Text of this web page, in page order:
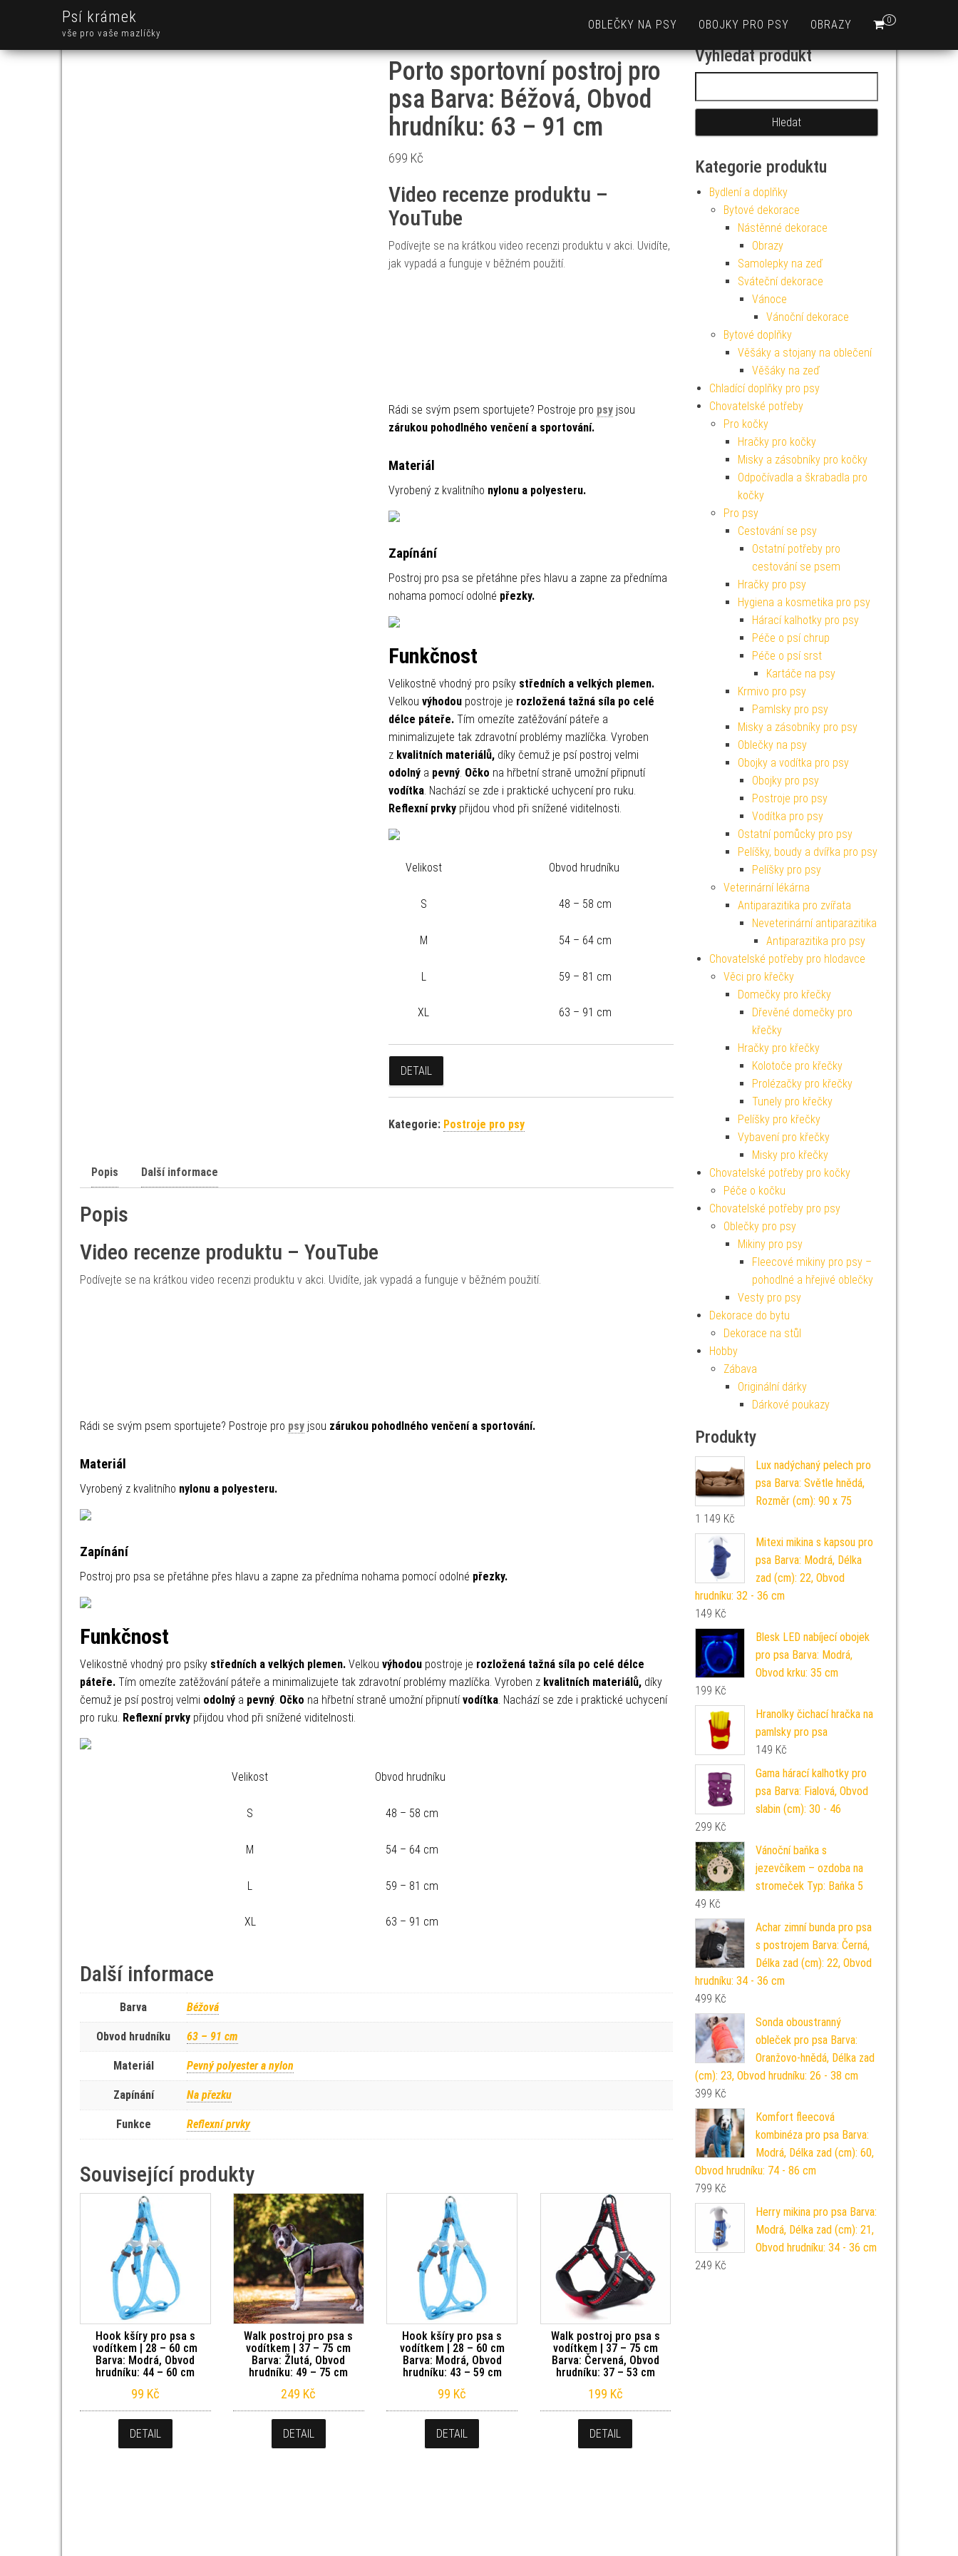
Psí krámek
vše pro vaše mazlíčky
0
OBLEČKY NA PSY OBOJKY PRO PSY OBRAZY
Porto sportovní postroj pro
psa Barva: Béžová, Obvod
hrudníku: 63 – 91 cm
699 Kč
Video recenze produktu –
YouTube
Podívejte se na krátkou video recenzi produktu v akci. Uvidíte,
jak vypadá a funguje v běžném použití.
Rádi se svým psem sportujete? Postroje pro psyjsou
zárukou pohodlného venčení a sportování.
Materiál
Vyrobený z kvalitního nylonu a polyesteru.
Zapínání
Postroj pro psa se přetáhne přes hlavu a zapne za předníma
nohama pomocí odolné přezky.
Funkčnost
Velikostně vhodný pro psíky středních a velkých plemen.
Velkou výhodoupostroje je rozložená tažná síla po celé
délce páteře.Tím omezíte zatěžování páteře a
minimalizujete tak zdravotní problémy mazlíčka. Vyroben
z kvalitních materiálů,díky čemuž je psí postroj velmi
odolnýa pevný. Očko na hřbetní straně umožní připnutí
vodítka. Nachází se zde i praktické uchycení pro ruku.
Reflexní prvkypřijdou vhod při snížené viditelnosti.
Velikost Obvod hrudníku
S 48 – 58 cm
M 54 – 64 cm
L 59 – 81 cm
XL 63 – 91 cm
DETAIL
Kategorie: Postroje pro psy
Popis Další informace
Popis
Video recenze produktu – YouTube
Podívejte se na krátkou video recenzi produktu v akci. Uvidíte, jak vypadá a funguje v běžném použití.
Rádi se svým psem sportujete? Postroje pro psy jsou zárukou pohodlného venčení a sportování.
Materiál
Vyrobený z kvalitního nylonu a polyesteru.
Zapínání
Postroj pro psa se přetáhne přes hlavu a zapne za předníma nohama pomocí odolné přezky.
Funkčnost
Velikostně vhodný pro psíky středních a velkých plemen. Velkou výhodou postroje je rozložená tažná síla po celé délce
páteře. Tím omezíte zatěžování páteře a minimalizujete tak zdravotní problémy mazlíčka. Vyroben z kvalitních materiálů, díky
čemuž je psí postroj velmi odolný a pevný. Očko na hřbetní straně umožní připnutívodítka. Nachází se zde i praktické uchycení
pro ruku. Reflexní prvky přijdou vhod při snížené viditelnosti.
Velikost Obvod hrudníku
S 48 – 58 cm
M 54 – 64 cm
L 59 – 81 cm
XL 63 – 91 cm
Další informace
Barva Béžová
Obvod hrudníku 63 – 91 cm
Materiál Pevný polyester a nylon
Zapínání Na přezku
Funkce Reflexní prvky
Související produkty
Hook kšíry pro psa s
vodítkem | 28 – 60 cm
Barva: Modrá, Obvod
hrudníku: 44 – 60 cm
99 Kč
DETAIL
Walk postroj pro psa s
vodítkem | 37 – 75 cm
Barva: Žlutá, Obvod
hrudníku: 49 – 75 cm
249 Kč
DETAIL
Hook kšíry pro psa s
vodítkem | 28 – 60 cm
Barva: Modrá, Obvod
hrudníku: 43 – 59 cm
99 Kč
DETAIL
Walk postroj pro psa s
vodítkem | 37 – 75 cm
Barva: Červená, Obvod
hrudníku: 37 – 53 cm
199 Kč
DETAIL
Vyhledat produkt
Kategorie produktu
Bydlení a doplňky
Bytové dekorace
Nástěnné dekorace
Obrazy
Samolepky na zeď
Sváteční dekorace
Vánoce
Vánoční dekorace
Bytové doplňky
Věšáky a stojany na oblečení
Věšáky na zeď
Chladící doplňky pro psy
Chovatelské potřeby
Pro kočky
Hračky pro kočky
Misky a zásobníky pro kočky
Odpočívadla a škrabadla pro
kočky
Pro psy
Cestování se psy
Ostatní potřeby pro
cestování se psem
Hračky pro psy
Hygiena a kosmetika pro psy
Hárací kalhotky pro psy
Péče o psí chrup
Péče o psí srst
Kartáče na psy
Krmivo pro psy
Pamlsky pro psy
Misky a zásobníky pro psy
Oblečky na psy
Obojky a vodítka pro psy
Obojky pro psy
Postroje pro psy
Vodítka pro psy
Ostatní pomůcky pro psy
Pelíšky, boudy a dvířka pro psy
Pelíšky pro psy
Veterinární lékárna
Antiparazitika pro zvířata
Neveterinární antiparazitika
Antiparazitika pro psy
Chovatelské potřeby pro hlodavce
Věci pro křečky
Domečky pro křečky
Dřevěné domečky pro
křečky
Hračky pro křečky
Kolotoče pro křečky
Prolézačky pro křečky
Tunely pro křečky
Pelíšky pro křečky
Vybavení pro křečky
Misky pro křečky
Chovatelské potřeby pro kočky
Péče o kočku
Chovatelské potřeby pro psy
Oblečky pro psy
Mikiny pro psy
Fleecové mikiny pro psy –
pohodlné a hřejivé oblečky
Vesty pro psy
Dekorace do bytu
Dekorace na stůl
Hobby
Zábava
Originální dárky
Dárkové poukazy
Produkty
Lux nadýchaný pelech pro
psa Barva: Světle hnědá,
Rozměr (cm): 90 x 75
1 149 Kč
Mitexi mikina s kapsou pro
psa Barva: Modrá, Délka
zad (cm): 22, Obvod
hrudníku: 32 - 36 cm
149 Kč
Blesk LED nabíjecí obojek
pro psa Barva: Modrá,
Obvod krku: 35 cm
199 Kč
Hranolky čichací hračka na
pamlsky pro psa
149 Kč
Gama hárací kalhotky pro
psa Barva: Fialová, Obvod
slabin (cm): 30 - 46
299 Kč
Vánoční baňka s
jezevčíkem – ozdoba na
stromeček Typ: Baňka 5
49 Kč
Achar zimní bunda pro psa
s postrojem Barva: Černá,
Délka zad (cm): 22, Obvod
hrudníku: 34 - 36 cm
499 Kč
Sonda oboustranný
obleček pro psa Barva:
Oranžovo-hnědá, Délka zad
(cm): 23, Obvod hrudníku: 26 - 38 cm
399 Kč
Komfort fleecová
kombinéza pro psa Barva:
Modrá, Délka zad (cm): 60,
Obvod hrudníku: 74 - 86 cm
799 Kč
Herry mikina pro psa Barva:
Modrá, Délka zad (cm): 21,
Obvod hrudníku: 34 - 36 cm
249 Kč